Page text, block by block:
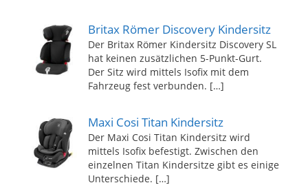
Britax Römer Discovery Kindersitz
Der Britax Römer Kindersitz Discovery SL
hat keinen zusätzlichen 5-Punkt-Gurt.
Der Sitz wird mittels Isofix mit dem
Fahrzeug fest verbunden. […]
Maxi Cosi Titan Kindersitz
Der Maxi Cosi Titan Kindersitz wird
mittels Isofix befestigt. Zwischen den
einzelnen Titan Kindersitze gibt es einige
Unterschiede. […]